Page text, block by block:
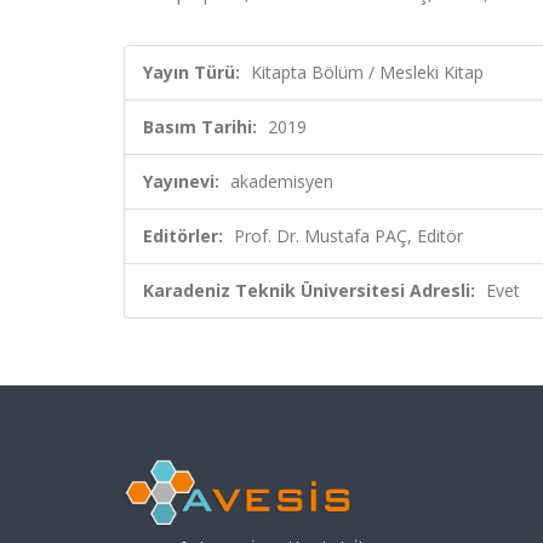
Yayın Türü: Kitapta Bölüm / Mesleki Kitap
Basım Tarihi: 2019
Yayınevi: akademisyen
Editörler: Prof. Dr. Mustafa PAÇ, Editör
Karadeniz Teknik Üniversitesi Adresli: Evet